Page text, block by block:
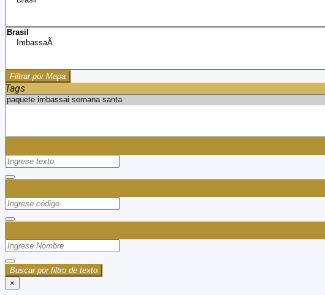
Filtrar por Mapa
Tags
Buscar por filtro de texto
×